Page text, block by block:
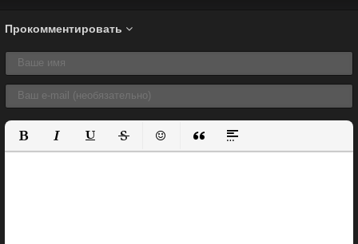
Прокомментировать
Полужирный
КурсивПодчеркнутый
ЗачеркнутыйВставить смайлик
Вставка цитаты
Вставка спойлера